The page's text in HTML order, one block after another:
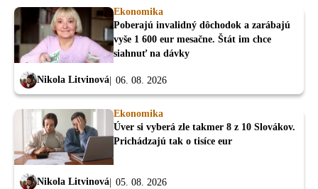
Ekonomika
Poberajú invalidný dôchodok a zarábajú
vyše 1 600 eur mesačne. Štát im chce
siahnuť na dávky
Nikola Litvinová 06. 08. 2026
Ekonomika
Úver si vyberá zle takmer 8 z 10 Slovákov.
Prichádzajú tak o tisíce eur
Nikola Litvinová 05. 08. 2026